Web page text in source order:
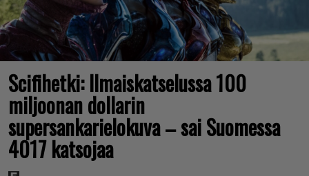
Scifihetki: Ilmaiskatselussa 100
miljoonan dollarin
supersankarielokuva – sai Suomessa
4017 katsojaa